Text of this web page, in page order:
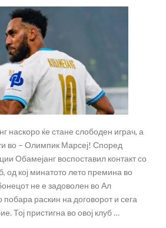
наскоро ќе стане слободен играч, а
во – Олимпик Марсеј! Според
Обамејанг воспоставил контакт со
од кој минатото лето премина во
не е задоволен во Ал
побара раскин на договорот и сега
Тој пристигна во овој клуб …